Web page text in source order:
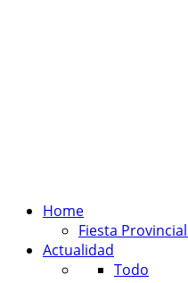
Home
Fiesta
Actualidad
Todo